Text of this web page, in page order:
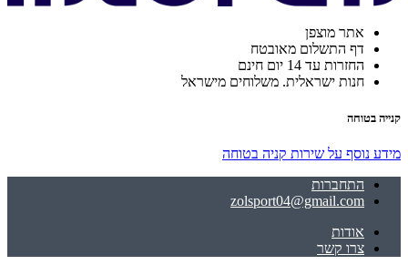
אתר מוצפן
דף התשלום מאובטח
החזרות עד 14 יום חינם
חנות ישראלית. משלוחים מישראל
קנייה בטוחה
מידע נוסף על שירות קניה בטוחה
התחברות
zolsport04@gmail.com
אודות
צרו קשר